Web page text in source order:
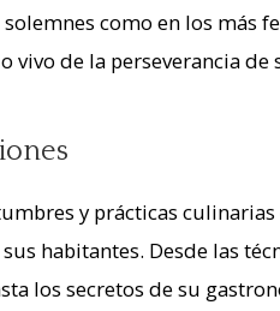
como en los más
de la perseverancia de
y prácticas culinarias
habitantes. Desde las
los secretos de su